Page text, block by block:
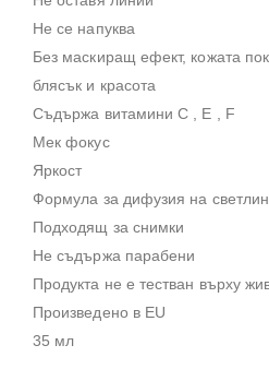
Не се напуква
Без маскиращ ефект, кожата
блясък и красота
Съдържа витамини C , E , F
Мек фокус
Яркост
Формула за дифузия на
Подходящ за снимки
Не съдържа парабени
Продукта не е тестван върху
Произведено в EU
35 мл